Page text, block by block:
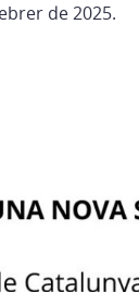
de 2025.